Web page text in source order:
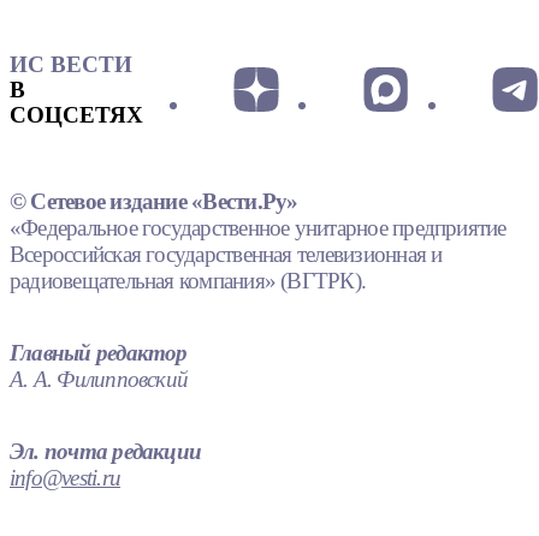
ИС ВЕСТИ
В
СОЦСЕТЯХ
© Сетевое издание «Вести.Ру»
«Федеральное государственное унитарное предприятие
Всероссийская государственная телевизионная и
радиовещательная компания» (ВГТРК).
Главный редактор
А. А. Филипповский
Эл. почта редакции
info@vesti.ru